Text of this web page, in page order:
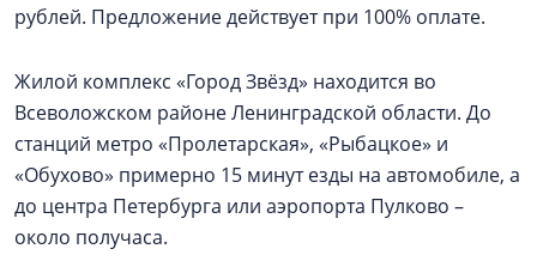
рублей. Предложение действует при 100% оплате.
Жилой комплекс «Город Звёзд» находится во
Всеволожском районе Ленинградской области. До
станций метро «Пролетарская», «Рыбацкое» и
«Обухово» примерно 15 минут езды на автомобиле, а
до центра Петербурга или аэропорта Пулково –
около получаса.